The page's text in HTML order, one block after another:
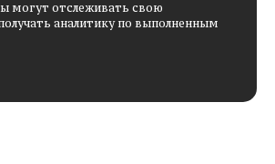
могут отслеживать свою
аналитику по выполненным